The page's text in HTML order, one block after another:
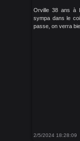
Orville 38 ans à
sympa dans le
passe, on verra
2/5/2024 18:28:09